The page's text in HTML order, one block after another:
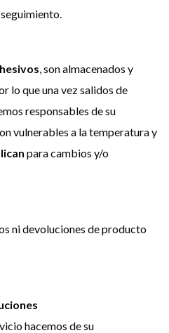
, son almacenados y
lo que una vez salidos de
responsables de su
vulnerables a la temperatura y
para cambios y/o
ni devoluciones de producto
hacemos de su